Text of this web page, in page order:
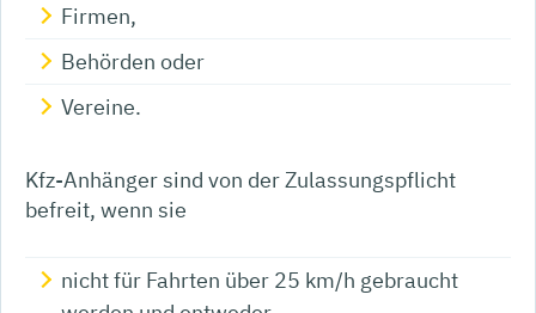
Firmen,
Behörden oder
Vereine.
Kfz-Anhänger sind von der Zulassungspflicht
befreit, wenn sie
nicht für Fahrten über 25 km/h gebraucht